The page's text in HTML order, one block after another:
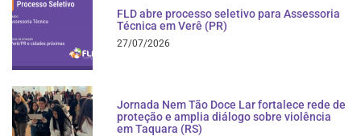
FLD abre processo seletivo para Assessoria
Técnica em Verê (PR)
27/07/2026
Jornada Nem Tão Doce Lar fortalece rede de
proteção e amplia diálogo sobre violência
em Taquara (RS)